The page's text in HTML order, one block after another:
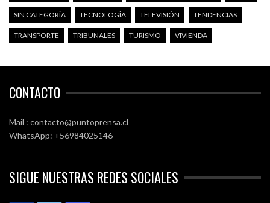
SIN CATEGORÍA TECNOLOGÍA TELEVISIÓN TENDENCIAS
TRANSPORTE TRIBUNALES TURISMO VIVIENDA
CONTACTO
Mail : contacto@puntoprensa.cl
WhatsApp: +56984025146
SIGUE NUESTRAS REDES SOCIALES